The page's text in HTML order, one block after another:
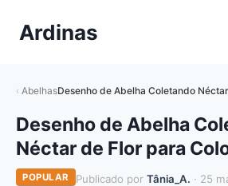
paraArdinas
AbelhasDesenho de Abelha Coletando
Desenho de Abelha
Néctar de Flor para
POPULAR Publicado por Tânia_A. · 25